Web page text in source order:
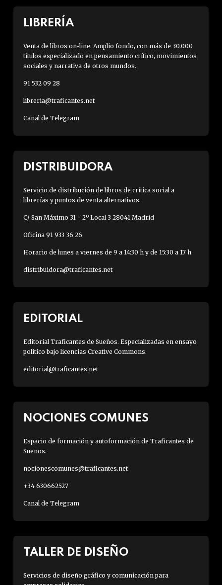
LIBRERÍA
Venta de libros on-line. Amplio fondo, con más de 30.000
títulos especializado en pensamiento crítico, movimientos
sociales y narrativa de otros mundos.
91 532 09 28
libreria@traficantes.net
Canal de Telegram
DISTRIBUIDORA
Servicio de distribución de libros de crítica social a
librerías y puntos de venta alternativos.
C/ San Máximo 31 - 2º Local 3 28041 Madrid
Oficina 91 933 36 26
Horario de lunes a viernes de 9 a 14:30 h y de 15:30 a 17 h
distribuidora@traficantes.net
EDITORIAL
Editorial Traficantes de Sueños. Especializadas en ensayo
político bajo licencias Creative Commons.
editorial@traficantes.net
NOCIONES COMUNES
Espacio de formación y autoformación de Traficantes de
Sueños.
nocionescomunes@traficantes.net
+34 630662527
Canal de Telegram
TALLER DE DISEÑO
Servicios de diseño gráfico y comunicación para